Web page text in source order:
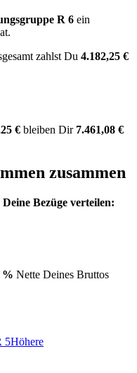
R 6 ein
zahlst Du 4.182,25 €
€ bleiben Dir 7.461,08 €
zusammen
Bezüge verteilen:
% Nette Deines Bruttos
5Höhere